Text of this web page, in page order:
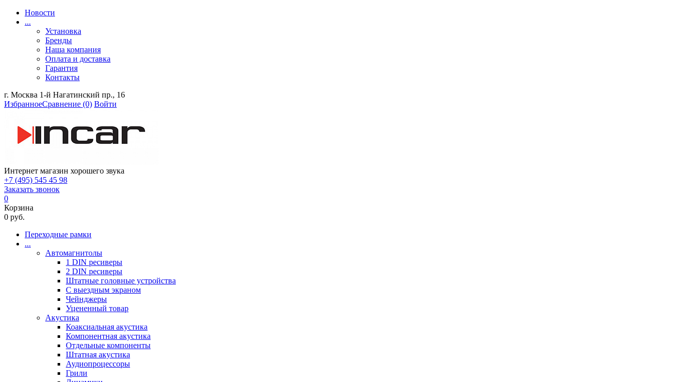
Новости
...
Установка
Бренды
Наша компания
Оплата и доставка
Гарантия
Контакты
г. Москва 1-й Нагатинский пр., 16
ИзбранноеСравнение (0) Войти
Интернет магазин хорошего звука
+7 (495) 545 45 98
Заказать звонок
0
Корзина
0 руб.
Переходные рамки
...
Автомагнитолы
1 DIN ресиверы
2 DIN ресиверы
Штатные головные устройства
С выездным экраном
Чейнджеры
Уцененный товар
Акустика
Коаксиальная акустика
Компонентная акустика
Отдельные компоненты
Штатная акустика
Аудиопроцессоры
Грили